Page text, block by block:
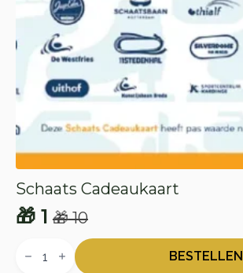
Schaats Cadeaukaart
🎁10
Oorspronkelijke
prijs
🎁 1
Huidige
prijs
Cadeaukaart
BESTELLEN